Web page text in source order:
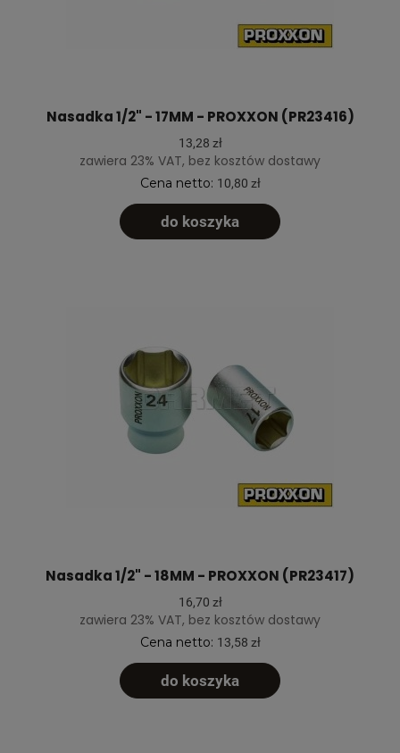
Nasadka 1/2" - 17MM - PROXXON (PR23416)
13,28 zł
zawiera 23% VAT, bez kosztów dostawy
Cena netto: 10,80 zł
do koszyka
Nasadka 1/2" - 18MM - PROXXON (PR23417)
16,70 zł
zawiera 23% VAT, bez kosztów dostawy
Cena netto: 13,58 zł
do koszyka